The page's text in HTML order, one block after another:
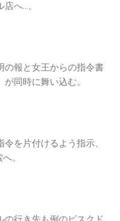
へ…。
の報と女王からの指令書
同時に舞い込む。
を片付けるよう指示、
。